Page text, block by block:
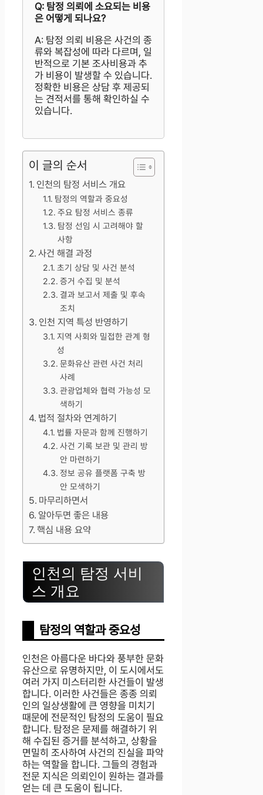
Q: 탐정 의뢰에 소요되는 비용
은 어떻게 되나요?
A: 탐정 의뢰 비용은 사건의 종
류와 복잡성에 따라 다르며, 일
반적으로 기본 조사비용과 추
가 비용이 발생할 수 있습니다.
정확한 비용은 상담 후 제공되
는 견적서를 통해 확인하실 수
있습니다.
이 글의 순서
인천의 탐정 서비스 개요
탐정의 역할과 중요성
주요 탐정 서비스 종류
탐정 선임 시 고려해야 할
사항
사건 해결 과정
초기 상담 및 사건 분석
증거 수집 및 분석
결과 보고서 제출 및 후속
조치
인천 지역 특성 반영하기
지역 사회와 밀접한 관계 형
성
문화유산 관련 사건 처리
사례
관광업체와 협력 가능성 모
색하기
법적 절차와 연계하기
법률 자문과 함께 진행하기
사건 기록 보관 및 관리 방
안 마련하기
정보 공유 플랫폼 구축 방
안 모색하기
마무리하면서
알아두면 좋은 내용
핵심 내용 요약
인천의 탐정 서비
스 개요
탐정의 역할과 중요성
인천은 아름다운 바다와 풍부한 문화
유산으로 유명하지만, 이 도시에서도
여러 가지 미스터리한 사건들이 발생
합니다. 이러한 사건들은 종종 의뢰
인의 일상생활에 큰 영향을 미치기
때문에 전문적인 탐정의 도움이 필요
합니다. 탐정은 문제를 해결하기 위
해 수집된 증거를 분석하고, 상황을
면밀히 조사하여 사건의 진실을 파악
하는 역할을 합니다. 그들의 경험과
전문 지식은 의뢰인이 원하는 결과를
얻는 데 큰 도움이 됩니다.